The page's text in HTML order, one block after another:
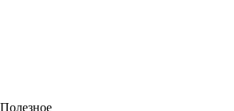
Полезное